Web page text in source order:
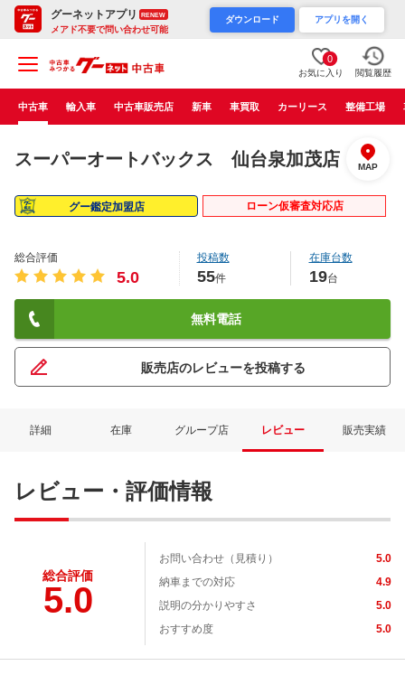
グーネットアプリ RENEW
メアド不要で問い合わせ可能
ダウンロード アプリを開く
0
お気に入り 閲覧履歴
中古車 輸入車 中古車販売店 新車 車買取 カーリース 整備工場
スーパーオートバックス 仙台泉加茂店 MAP
グー鑑定加盟店 ローン仮審査対応店
総合評価
5.0
投稿数
55件
在庫台数
19台
無料電話
販売店のレビューを投稿する
詳細 在庫 グループ店 レビュー 販売実績
レビュー・評価情報
総合評価
5.0
お問い合わせ（見積り）
5.0
納車までの対応
4.9
説明の分かりやすさ
5.0
おすすめ度
5.0